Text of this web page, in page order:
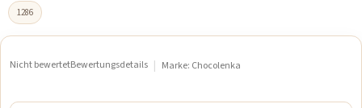
1286
Die
Nicht bewertetBewertungsdetails Marke: Chocolenka